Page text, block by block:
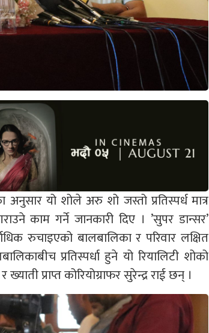
यो शोले अरु शो जस्तो प्रतिस्पर्ध मात्र
काम गर्ने जानकारी दिए । ’सुपर डान्सर’
रुचाइएको बालबालिका र परिवार लक्षित
प्रतिस्पर्धा हुने यो रियालिटी शोको
प्राप्त कोरियोग्राफर सुरेन्द्र राई छन् ।